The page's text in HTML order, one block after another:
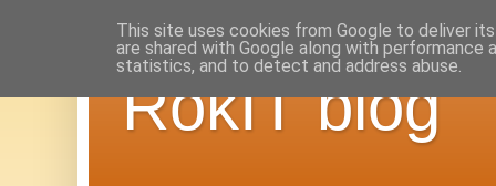
RokIT blog
This site uses cookies from Google to deliver
are shared with Google along with
statistics, and to detect and address abuse.